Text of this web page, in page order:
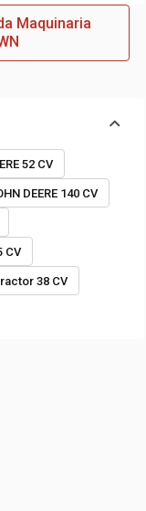
Maquinaria
52 CV
DEERE 140 CV
CV
38 CV